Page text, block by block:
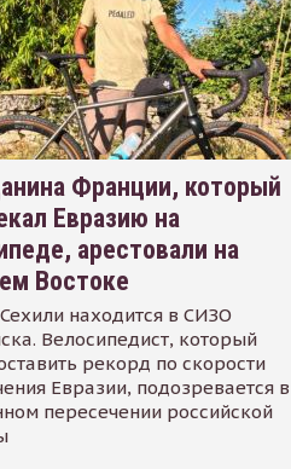
Франции, который
Евразию на
арестовали на
Востоке
находится в СИЗО
Велосипедист, который
рекорд по скорости
Евразии, подозревается в
пересечении российской